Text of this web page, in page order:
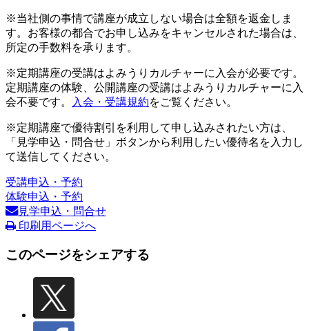
※当社側の事情で講座が成立しない場合は全額を返金しま
す。お客様の都合でお申し込みをキャンセルされた場合は、
所定の手数料を承ります。
※定期講座の受講はよみうりカルチャーに入会が必要です。
定期講座の体験、公開講座の受講はよみうりカルチャーに入
会不要です。
入会・受講規約をご覧ください。
※定期講座で優待割引を利用して申し込みされたい方は、
「見学申込・問合せ」ボタンから利用したい優待名を入力し
て送信してください。
受講申込・予約
体験申込・予約
見学申込・問合せ
印刷用ページへ
このページをシェアする